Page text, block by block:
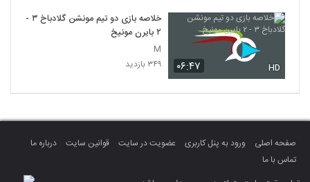
۰۶:۴۷ HD
خلاصه بازی دو تیم مونشن گلادباخ ۳ -
۲ بایرن مونیخ
M
۳۴۹ بازدید
صفحه اصلی ورود به پنل کاربری عضویت در سایت قوانین سایت
درباره ما
تماس با ما